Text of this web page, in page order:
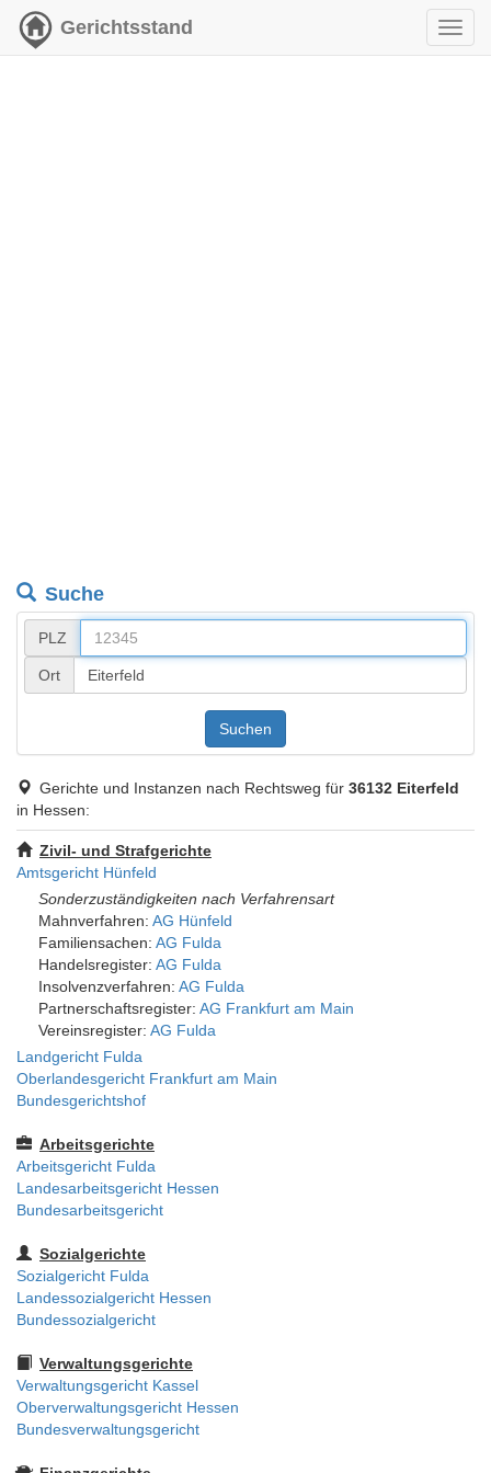
Gerichtsstand
Suche
PLZ
Ort
Suchen
Gerichte und Instanzen nach Rechtsweg für 36132 Eiterfeld
in Hessen:
Zivil- und Strafgerichte
Amtsgericht Hünfeld
Sonderzuständigkeiten nach Verfahrensart
Mahnverfahren: AG Hünfeld
Familiensachen: AG Fulda
Handelsregister: AG Fulda
Insolvenzverfahren: AG Fulda
Partnerschaftsregister: AG Frankfurt am Main
Vereinsregister: AG Fulda
Landgericht Fulda
Oberlandesgericht Frankfurt am Main
Bundesgerichtshof
Arbeitsgerichte
Arbeitsgericht Fulda
Landesarbeitsgericht Hessen
Bundesarbeitsgericht
Sozialgerichte
Sozialgericht Fulda
Landessozialgericht Hessen
Bundessozialgericht
Verwaltungsgerichte
Verwaltungsgericht Kassel
Oberverwaltungsgericht Hessen
Bundesverwaltungsgericht